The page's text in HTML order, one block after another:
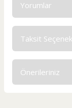
Yorumlar
Taksit
Önerileriniz